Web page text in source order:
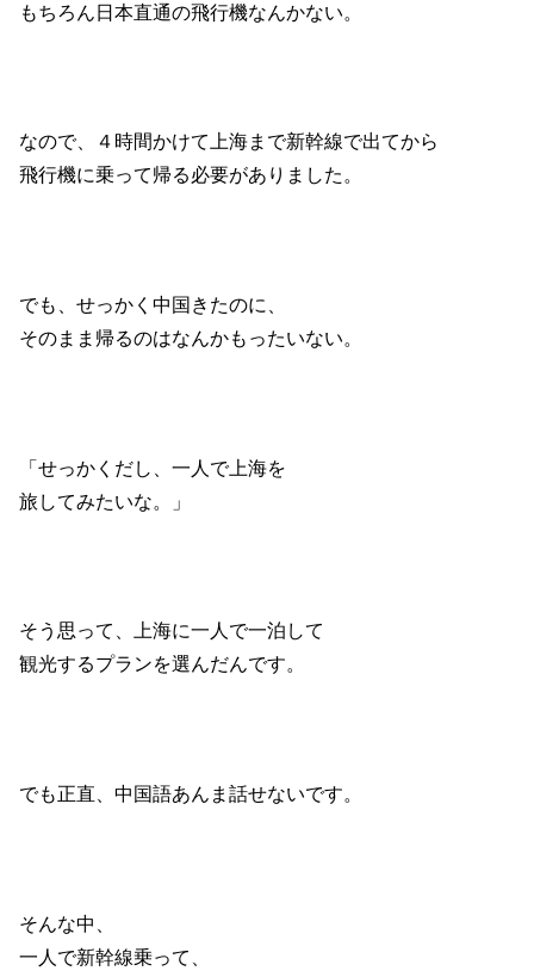
もちろん日本直通の飛行機なんかない。
なので、４時間かけて上海まで新幹線で出てから
飛行機に乗って帰る必要がありました。
でも、せっかく中国きたのに、
そのまま帰るのはなんかもったいない。
「せっかくだし、一人で上海を
旅してみたいな。」
そう思って、上海に一人で一泊して
観光するプランを選んだんです。
でも正直、中国語あんま話せないです。
そんな中、
一人で新幹線乗って、